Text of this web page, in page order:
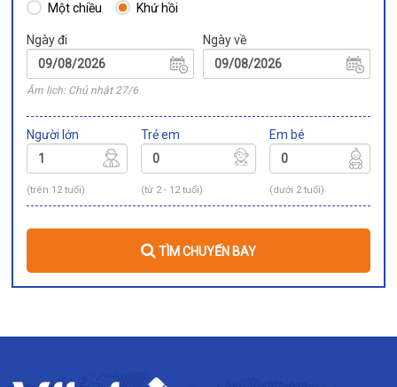
Một chiều Khứ hồi
Ngày đi
Âm lịch: Chủ nhật 27/6
Ngày về
Người lớn
(trên 12 tuổi)
Trẻ em
(từ 2 - 12 tuổi)
Em bé
(dưới 2 tuổi)
TÌM CHUYẾN BAY